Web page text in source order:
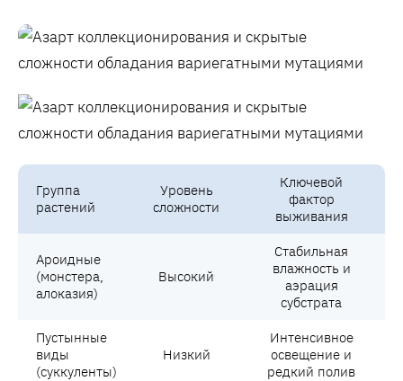
Группа
растений
Уровень
сложности
Ключевой
фактор
выживания
Ароидные
(монстера,
алоказия)
Высокий
Стабильная
влажность и
аэрация
субстрата
Пустынные
виды
(суккуленты)
Низкий
Интенсивное
освещение и
редкий полив